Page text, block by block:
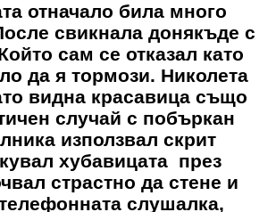
отначало била много
свикнала донякъде с
сам се отказал като
да я тормози. Николета
видна красавица също
случай с побъркан
използвал скрит
хубавицата през
страстно да стене и
слушалка,